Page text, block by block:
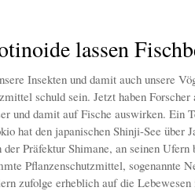
lassen
Insekten und damit auch unsere
schuld sein. Jetzt haben
und damit auf Fische auswirken. Ein
hat den japanischen Shinji-See über
der Präfektur Shimane, an seinen
Pflanzenschutzmittel, sogenannte
zufolge erheblich auf die